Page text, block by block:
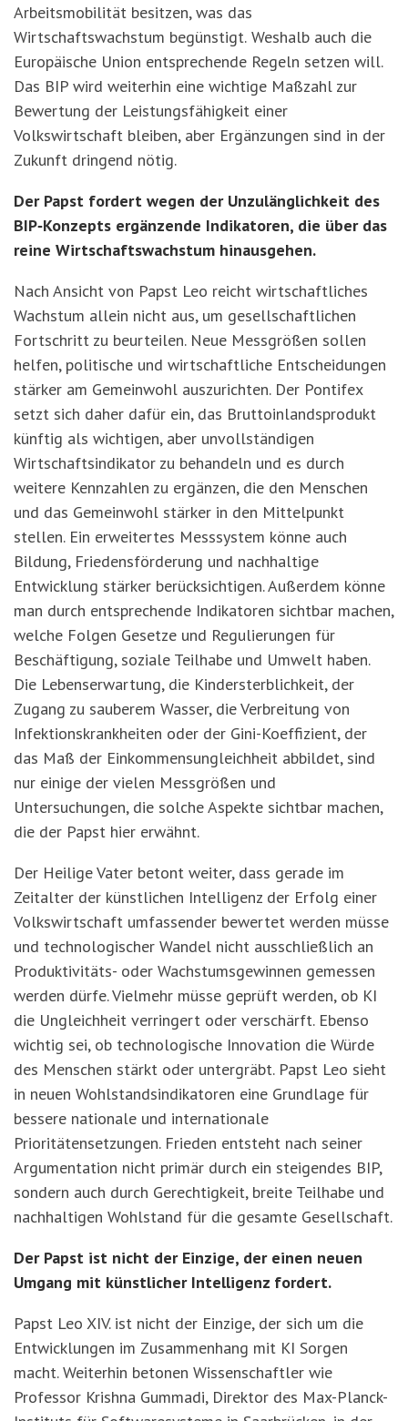
Arbeitsmobilität besitzen, was das
Wirtschaftswachstum begünstigt. Weshalb auch die
Europäische Union entsprechende Regeln setzen will.
Das BIP wird weiterhin eine wichtige Maßzahl zur
Bewertung der Leistungsfähigkeit einer
Volkswirtschaft bleiben, aber Ergänzungen sind in der
Zukunft dringend nötig.
Der Papst fordert wegen der Unzulänglichkeit des
BIP‑Konzepts ergänzende Indikatoren, die über das
reine Wirtschaftswachstum hinausgehen.
Nach Ansicht von Papst Leo reicht wirtschaftliches
Wachstum allein nicht aus, um gesellschaftlichen
Fortschritt zu beurteilen. Neue Messgrößen sollen
helfen, politische und wirtschaftliche Entscheidungen
stärker am Gemeinwohl auszurichten. Der Pontifex
setzt sich daher dafür ein, das Bruttoinlandsprodukt
künftig als wichtigen, aber unvollständigen
Wirtschaftsindikator zu behandeln und es durch
weitere Kennzahlen zu ergänzen, die den Menschen
und das Gemeinwohl stärker in den Mittelpunkt
stellen. Ein erweitertes Messsystem könne auch
Bildung, Friedensförderung und nachhaltige
Entwicklung stärker berücksichtigen. Außerdem könne
man durch entsprechende Indikatoren sichtbar machen,
welche Folgen Gesetze und Regulierungen für
Beschäftigung, soziale Teilhabe und Umwelt haben.
Die Lebenserwartung, die Kindersterblichkeit, der
Zugang zu sauberem Wasser, die Verbreitung von
Infektionskrankheiten oder der Gini-Koeffizient, der
das Maß der Einkommensungleichheit abbildet, sind
nur einige der vielen Messgrößen und
Untersuchungen, die solche Aspekte sichtbar machen,
die der Papst hier erwähnt.
Der Heilige Vater betont weiter, dass gerade im
Zeitalter der künstlichen Intelligenz der Erfolg einer
Volkswirtschaft umfassender bewertet werden müsse
und technologischer Wandel nicht ausschließlich an
Produktivitäts- oder Wachstumsgewinnen gemessen
werden dürfe. Vielmehr müsse geprüft werden, ob KI
die Ungleichheit verringert oder verschärft. Ebenso
wichtig sei, ob technologische Innovation die Würde
des Menschen stärkt oder untergräbt. Papst Leo sieht
in neuen Wohlstandsindikatoren eine Grundlage für
bessere nationale und internationale
Prioritätensetzungen. Frieden entsteht nach seiner
Argumentation nicht primär durch ein steigendes BIP,
sondern auch durch Gerechtigkeit, breite Teilhabe und
nachhaltigen Wohlstand für die gesamte Gesellschaft.
Der Papst ist nicht der Einzige, der einen neuen
Umgang mit künstlicher Intelligenz fordert.
Papst Leo XIV. ist nicht der Einzige, der sich um die
Entwicklungen im Zusammenhang mit KI Sorgen
macht. Weiterhin betonen Wissenschaftler wie
Professor Krishna Gummadi, Direktor des Max-Planck-